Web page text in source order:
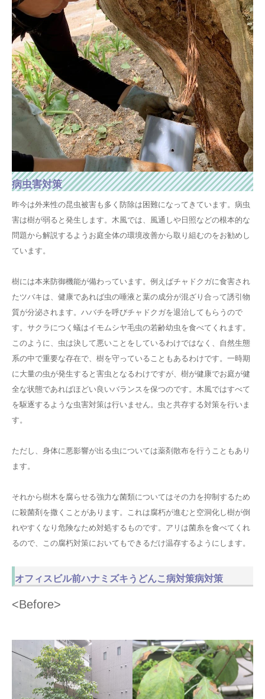
病虫害対策
昨今は外来性の昆虫被害も多く防除は困難になってきています。病虫
害は樹が弱ると発生します。木風では、風通しや日照などの根本的な
問題から解説するようお庭全体の環境改善から取り組むのをお勧めし
ています。
樹には本来防御機能が備わっています。例えばチャドクガに食害され
たツバキは、健康であれば虫の唾液と葉の成分が混ざり合って誘引物
質が分泌されます。ハバチを呼びチャドクガを退治してもらうので
す。サクラにつく蟻はイモムシヤ毛虫の若齢幼虫を食べてくれます。
このように、虫は決して悪いことをしているわけではなく、自然生態
系の中で重要な存在で、樹を守っていることもあるわけです。一時期
に大量の虫が発生すると害虫となるわけですが、樹が健康でお庭が健
全な状態であればほどい良いバランスを保つのです。木風ではすべて
を駆逐するような虫害対策は行いません。虫と共存する対策を行いま
す。
ただし、身体に悪影響が出る虫については薬剤散布を行うこともあり
ます。
それから樹木を腐らせる強力な菌類についてはその力を抑制するため
に殺菌剤を撒くことがあります。これは腐朽が進むと空洞化し樹が倒
れやすくなり危険なため対処するものです。アリは菌糸を食べてくれ
るので、この腐朽対策においてもできるだけ温存するようにします。
オフィスビル前ハナミズキうどんこ病対策病対策
<Before>